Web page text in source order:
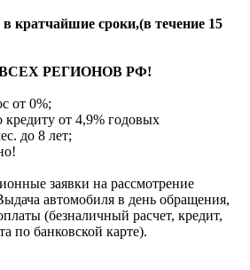
кратчайшие сроки,(в течение 15
РЕГИОНОВ РФ!
от 0%;
кредиту от 4,9% годовых
до 8 лет;
заявки на рассмотрение
автомобиля в день обращения,
(безналичный расчет, кредит,
по банковской карте).